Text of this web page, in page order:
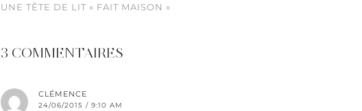
UNE TÊTE DE LIT « FAIT MAISON »
3 COMMENTAIRES
CLÉMENCE
24/06/2015 / 9:10 AM